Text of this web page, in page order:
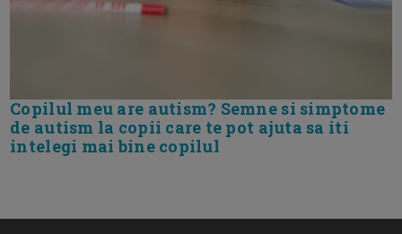
Copilul meu are autism? Semne si simptome
de autism la copii care te pot ajuta sa iti
intelegi mai bine copilul